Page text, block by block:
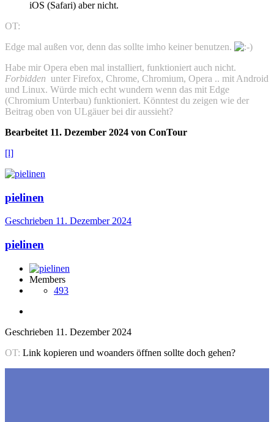
iOS (Safari) aber nicht.
OT:
Edge mal außen vor, denn das sollte imho keiner benutzen.
Habe mir Opera eben mal installiert, funktioniert auch nicht.
Forbidden unter Firefox, Chrome, Chromium, Opera .. mit Android
und Linux. Würde mich echt wundern wenn das mit Edge
(Chromium Unterbau) funktioniert. Könntest du zeigen wie der
Beitrag oben von ULgäuer bei dir aussieht?
Bearbeitet 11. Dezember 2024 von ConTour
[l]
pielinen
Geschrieben 11. Dezember 2024
pielinen
Members
493
Geschrieben 11. Dezember 2024
OT: Link kopieren und woanders öffnen sollte doch gehen?